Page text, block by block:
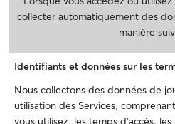
collecter automatiquement des
manière
Identifiants et données sur les
Nous collectons des données de
utilisation des Services,
vous utilisez, les temps d'accès,